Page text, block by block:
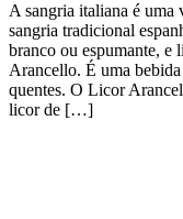
A sangria italiana é uma
sangria tradicional
branco ou espumante,
Arancello. É uma
quentes. O Licor
licor de […]